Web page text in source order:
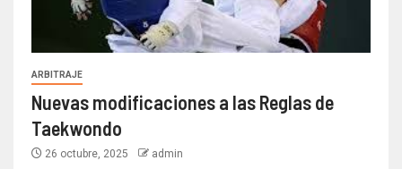
ARBITRAJE
Nuevas modificaciones a las Reglas de
Taekwondo
26 octubre, 2025 admin